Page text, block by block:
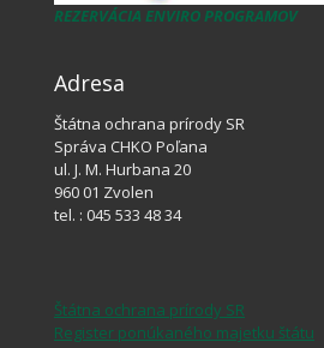
REZERVÁCIA ENVIRO PROGRAMOV
Adresa
Štátna ochrana prírody SR
Správa CHKO Poľana
ul. J. M. Hurbana 20
960 01 Zvolen
tel. : 045 533 48 34
Štátna ochrana prírody SR
Register ponúkaného majetku štátu